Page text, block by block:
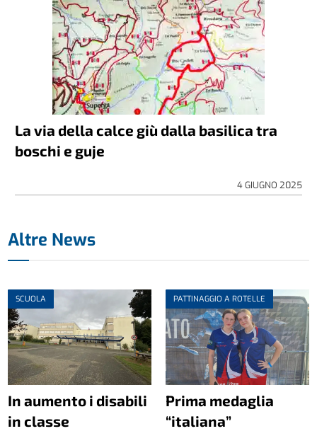
La via della calce giù dalla basilica tra
boschi e guje
4 GIUGNO 2025
Altre News
SCUOLA
In aumento i disabili
in classe
PATTINAGGIO A ROTELLE
Prima medaglia
“italiana”